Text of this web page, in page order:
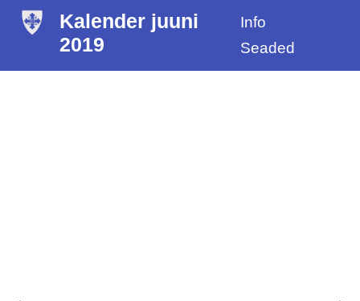
Kalender juuni
2019
Info
Seaded